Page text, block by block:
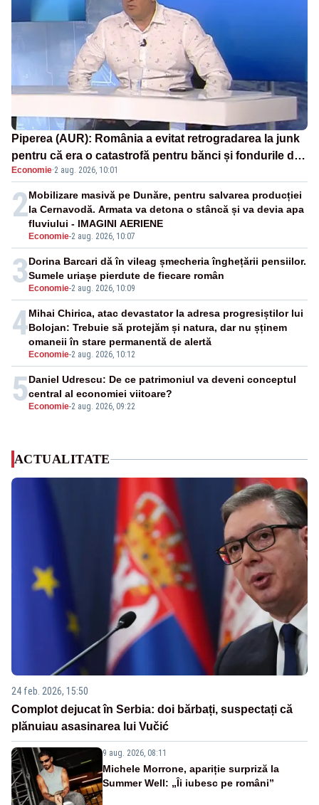
Piperea (AUR): România a evitat retrogradarea la junk
pentru că era o catastrofă pentru bănci și fondurile de
pensii
Economie·2 aug. 2026, 10:01
2
Economie-2 aug. 2026, 10:07
Mobilizare masivă pe Dunăre, pentru salvarea producției
la Cernavodă. Armata va detona o stâncă și va devia apa
fluviului - IMAGINI AERIENE
3 Economie-2 aug. 2026, 10:09
Dorina Barcari dă în vileag șmecheria înghețării pensiilor.
Sumele uriașe pierdute de fiecare român
4
Economie-2 aug. 2026, 10:12
Mihai Chirica, atac devastator la adresa progresiștilor lui
Bolojan: Trebuie să protejăm și natura, dar nu șținem
omaneii în stare permanentă de alertă
5 Economie-2 aug. 2026, 09:22
Daniel Udrescu: De ce patrimoniul va deveni conceptul
central al economiei viitoare?
ACTUALITATE
24 feb. 2026, 15:50
Complot dejucat în Serbia: doi bărbați, suspectați că
plănuiau asasinarea lui Vučić
9 aug. 2026, 08:11
Michele Morrone, apariție surpriză la
Summer Well: „Îi iubesc pe români”